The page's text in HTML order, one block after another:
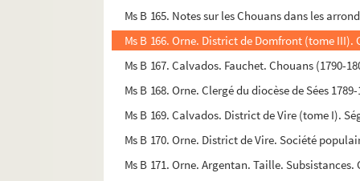
Ms B 165. Notes sur les Chouans dans les
Ms B 166. Orne. District de Domfront (tome III).
Ms B 167. Calvados. Fauchet. Chouans (1790-
Ms B 168. Orne. Clergé du diocèse de Sées
Ms B 169. Calvados. District de Vire (tome I).
Ms B 170. Orne. District de Vire. Société
Ms B 171. Orne. Argentan. Taille.